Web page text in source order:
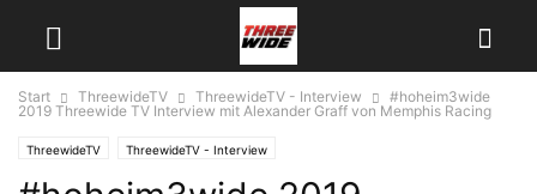
Start ThreewideTV ThreewideTV - Interview
#hoheim3wide
2019 Threewide TV Interview mit Alexander Graff von Memphis Racing
ThreewideTV ThreewideTV - Interview